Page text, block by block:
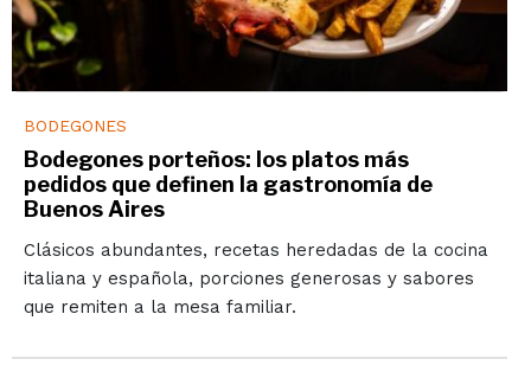
BODEGONES
Bodegones porteños: los platos más
pedidos que definen la gastronomía de
Buenos Aires
Clásicos abundantes, recetas heredadas de la cocina
italiana y española, porciones generosas y sabores
que remiten a la mesa familiar.